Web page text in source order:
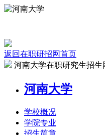
返回在职研招网首页
河南大学在职研究生招生
河南大学
学校概况
学院专业
招生简章